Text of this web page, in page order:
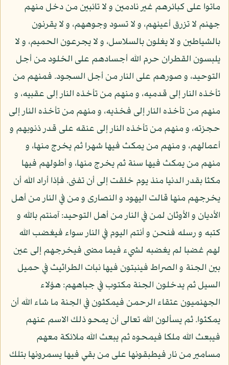
ماتوا على كبائرهم غير نادمين و لا تائبين من دخل منهم
جهنم لا تزرق أعينهم، و لا تسود وجوههم، و لا يقرنون
بالشياطين و لا يغلون بالسلاسل، و لا يجرعون الحميم، و لا
يلبسون القطران حرم الله أجسادهم على الخلود من أجل
التوحيد، و صورهم على النار من أجل السجود. فمنهم من
تأخذه النار إلى قدميه، و منهم من تأخذه النار إلى عقبيه، و
منهم من تأخذه النار إلى فخذيه، و منهم من تأخذه النار إلى
حجزته، و منهم من تأخذه النار إلى عنقه على قدر ذنوبهم و
أعمالهم، و منهم من يمكث فيها شهرا ثم يخرج منها، و
منهم من يمكث فيها سنة ثم يخرج منها، و أطولهم فيها
مكثا بقدر الدنيا منذ يوم خلقت إلى أن تفنى. فإذا أراد الله أن
يخرجهم منها قالت اليهود و النصارى و من في النار من أهل
الأديان و الأوثان لمن في النار من أهل التوحيد: آمنتم بالله و
كتبه و رسله فنحن و أنتم اليوم في النار سواء فيغضب الله
لهم غضبا لم يغضبه لشيء فيما مضى فيخرجهم إلى عين
بين الجنة و الصراط فينبتون فيها نبات الطراثيث في حميل
السيل ثم يدخلون الجنة مكتوب في جباههم: هؤلاء
الجهنميون عتقاء الرحمن فيمكثون في الجنة ما شاء الله أن
يمكثوا. ثم يسألون الله تعالى أن يمحو ذلك الاسم عنهم
فيبعث الله ملكا فيمحوه ثم يبعث الله ملائكة معهم
مسامير من نار فيطبقونها على من بقي فيها يسمرونها بتلك